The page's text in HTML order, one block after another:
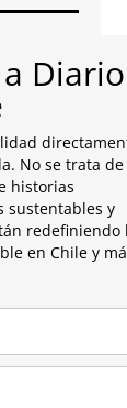
Diario
No se trata de
historias
sustentables y
redefiniendo
en Chile y